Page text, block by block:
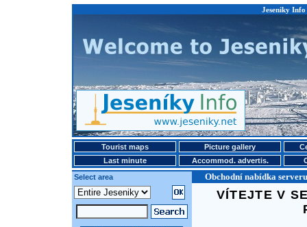
Jeseniky
Tourist maps Picture gallery
Last minute
Accommod. advertis.
Select area
Obchodní nabídka
VÍTEJTE V